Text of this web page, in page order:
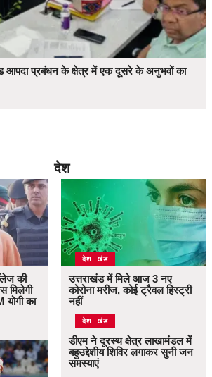
आपदा प्रबंधन के क्षेत्र में एक दूसरे के अनुभवों का
देश
की
मिलेगी
योगी का
उत्तराखंड
देश
उत्तराखंड में मिले आज 3 नए
कोरोना मरीज, कोई ट्रैवल हिस्ट्री
नहीं
उत्तराखंड
देश
डीएम ने दूरस्थ क्षेत्र लाखामंडल में
बहुउद्देशीय शिविर लगाकर सुनी जन
समस्याएं